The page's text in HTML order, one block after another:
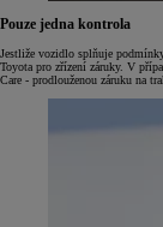
Pouze jedna kontrola
Jestliže vozidlo splňuje
Toyota pro zřízení záruky. V
Care - prodlouženou záruku na